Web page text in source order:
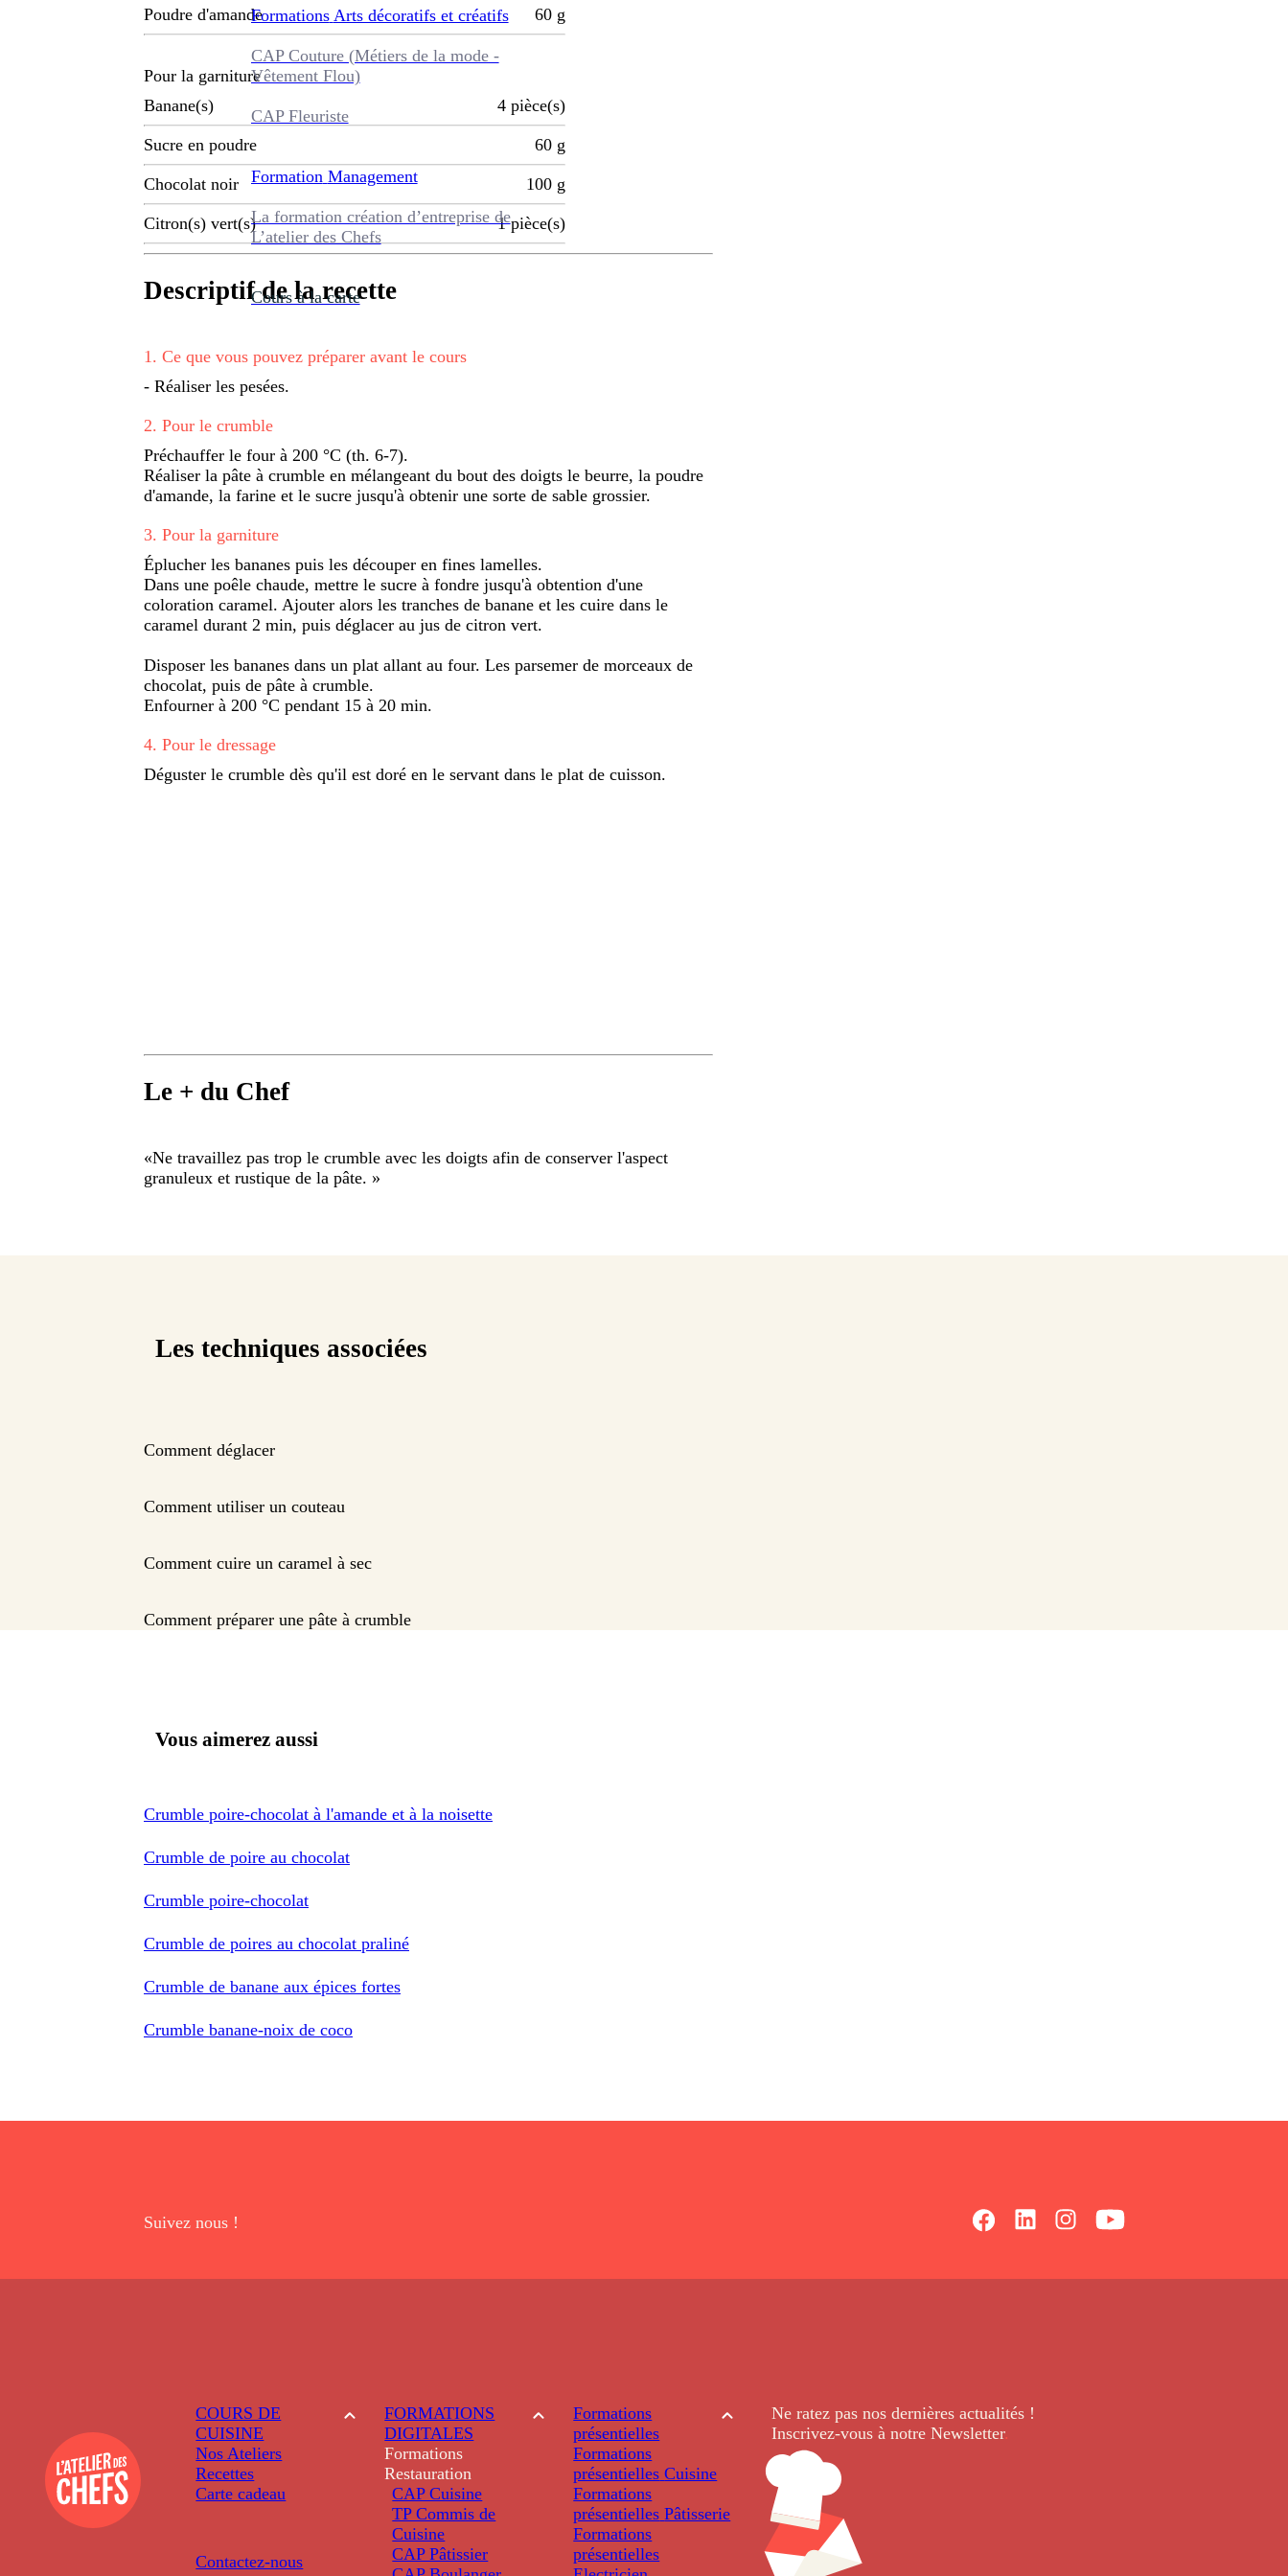
Formations Arts décoratifs et créatifs
CAP Couture (Métiers de la mode -
Vêtement Flou)
CAP Fleuriste
Formation Management
La formation création d’entreprise de
L’atelier des Chefs
Cours à la carte
Poudre d'amande 60 g
Pour la garniture
Banane(s)
4 pièce(s)
Sucre en poudre 60 g
Chocolat noir 100 g
Citron(s) vert(s) 1 pièce(s)
Descriptif de la recette
1 . Ce que vous pouvez préparer avant le cours
- Réaliser les pesées.
2. Pour le crumble
Préchauffer le four à 200 °C (th. 6-7).
Réaliser la pâte à crumble en mélangeant du bout des doigts le beurre, la poudre
d'amande, la farine et le sucre jusqu'à obtenir une sorte de sable grossier.
3. Pour la garniture
Éplucher les bananes puis les découper en fines lamelles.
Dans une poêle chaude, mettre le sucre à fondre jusqu'à obtention d'une
coloration caramel. Ajouter alors les tranches de banane et les cuire dans le
caramel durant 2 min, puis déglacer au jus de citron vert.
Disposer les bananes dans un plat allant au four. Les parsemer de morceaux de
chocolat, puis de pâte à crumble.
Enfourner à 200 °C pendant 15 à 20 min.
4. Pour le dressage
Déguster le crumble dès qu'il est doré en le servant dans le plat de cuisson.
Le + du Chef
«Ne travaillez pas trop le crumble avec les doigts afin de conserver l'aspect
granuleux et rustique de la pâte. »
Les techniques associées
Comment déglacer
Comment utiliser un couteau
Comment cuire un caramel à sec
Comment préparer une pâte à crumble
Vous aimerez aussi
Crumble poire-chocolat à l'amande et à la noisette
Crumble de poire au chocolat
Crumble poire-chocolat
Crumble de poires au chocolat praliné
Crumble de banane aux épices fortes
Crumble banane-noix de coco
Suivez nous !
COURS DE
CUISINE
Nos Ateliers
Recettes
Carte cadeau
Contactez-nous
FORMATIONS
DIGITALES
Formations
Restauration
CAP Cuisine
TP Commis de
Cuisine
CAP Pâtissier
Formations
présentielles
Formations
présentielles Cuisine
Formations
présentielles Pâtisserie
Formations
présentielles
Ne ratez pas nos dernièresactualités !
Inscrivez-vous à notre Newsletter.